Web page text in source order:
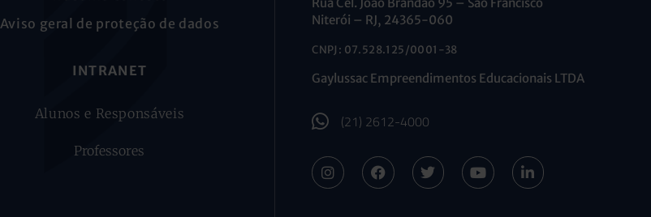
Aviso geral de proteção de dados
INTRANET
Alunos e Responsáveis
Professores
Niterói – RJ, 24365-060
CNPJ: 07.528.125/0001-38
Gaylussac Empreendimentos Educacionais LTDA
(21) 2612-4000